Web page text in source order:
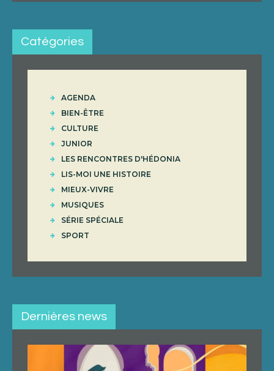
Catégories
AGENDA
BIEN-ÊTRE
CULTURE
JUNIOR
LES RENCONTRES D'HÉDONIA
LIS-MOI UNE HISTOIRE
MIEUX-VIVRE
MUSIQUES
SÉRIE SPÉCIALE
SPORT
Dernières news